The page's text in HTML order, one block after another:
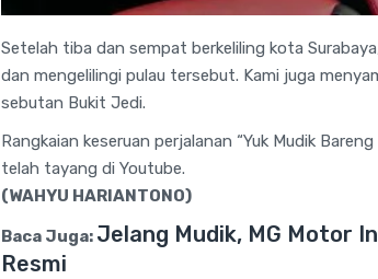
Setelah tiba dan sempat berkeliling kota
dan mengelilingi pulau tersebut. Kami juga
sebutan Bukit Jedi.
Rangkaian keseruan perjalanan “Yuk Mudik
telah tayang di Youtube.
(WAHYU HARIANTONO)
Baca Juga: Jelang Mudik, MG Motor
Resmi